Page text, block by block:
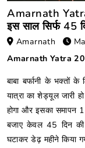
Amarnath
इस साल सिर्फ 45
Amarnath
Amarnath Yatra
बाबा बर्फानी के भक्तों
यात्रा का शेड्यूल जारी
होगा और इसका समापन
बजाए केवल 45 दिन
घटाकर डेढ़ महीने किया